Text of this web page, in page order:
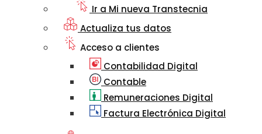
Ir a Mi nueva Transtecnia
Actualiza tus datos
Acceso a clientes
Contabilidad Digital
Contable
Remuneraciones Digital
Factura Electrónica Digital